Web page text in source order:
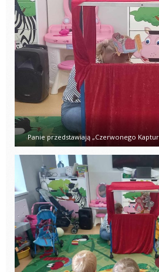
Panie przedstawiają „Czerwonego